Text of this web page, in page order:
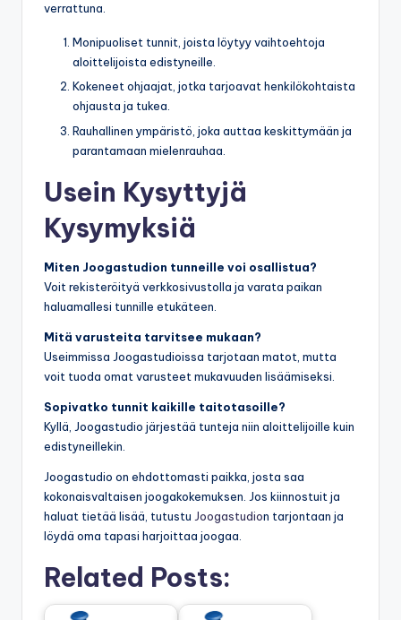
verrattuna.
Monipuoliset tunnit, joista löytyy vaihtoehtoja
aloittelijoista edistyneille.
Kokeneet ohjaajat, jotka tarjoavat henkilökohtaista
ohjausta ja tukea.
Rauhallinen ympäristö, joka auttaa keskittymään ja
parantamaan mielenrauhaa.
Usein Kysyttyjä
Kysymyksiä
Miten Joogastudion tunneille voi osallistua?
Voit rekisteröityä verkkosivustolla ja varata paikan
haluamallesi tunnille etukäteen.
Mitä varusteita tarvitsee mukaan?
Useimmissa Joogastudioissa tarjotaan matot, mutta
voit tuoda omat varusteet mukavuuden lisäämiseksi.
Sopivatko tunnit kaikille taitotasoille?
Kyllä, Joogastudio järjestää tunteja niin aloittelijoille kuin
edistyneillekin.
Joogastudio on ehdottomasti paikka, josta saa
kokonaisvaltaisen joogakokemuksen. Jos kiinnostuit ja
haluat tietää lisää, tutustu Joogastudion tarjontaan ja
löydä oma tapasi harjoittaa joogaa.
Related Posts: